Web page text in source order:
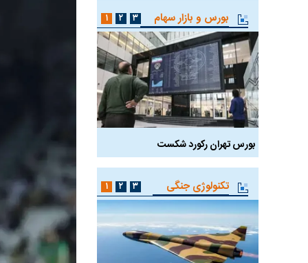
بورس و بازار سهام
بورس تهران رکورد شکست سیگنال مثبت دیپلماسی
۱ ۲ ۳
تکنولوژی جنگی ۱ ۲ ۳